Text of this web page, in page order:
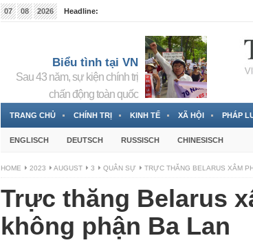
07 08 2026
Headline:
Biểu tình tại VN
Sau 43 năm, sự kiện chính trị
chấn động toàn quốc
TRANG CHỦ CHÍNH TRỊ KINH TẾ XÃ HỘI PHÁP
ENGLISCH DEUTSCH RUSSISCH CHINESISCH
HOME 2023 AUGUST 3 QUÂN SỰ TRỰC THĂNG BELARUS XÂM
Trực thăng Belarus
không phận Ba Lan